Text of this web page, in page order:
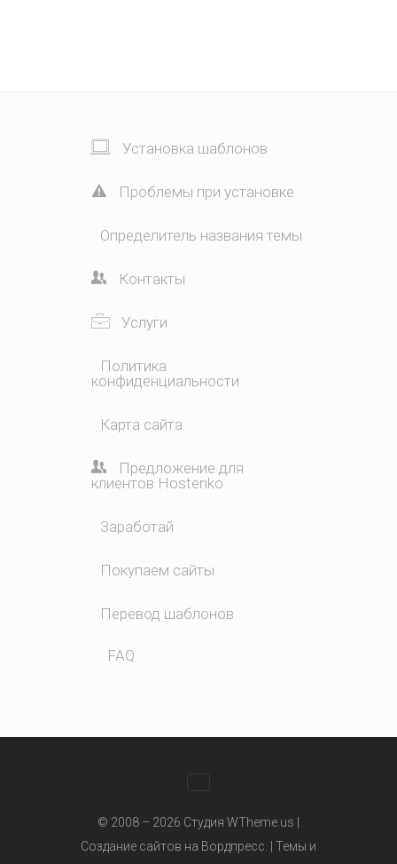
Установка шаблонов
Проблемы при установке
Определитель названия темы
Контакты
Услуги
Политика
конфиденциальности
Карта сайта
Предложение для
клиентов Hostenko
Заработай
Покупаем сайты
Перевод шаблонов
FAQ
© 2008 – 2026 Студия WTheme.us |
Создание сайтов на Вордпресс. | Темы и